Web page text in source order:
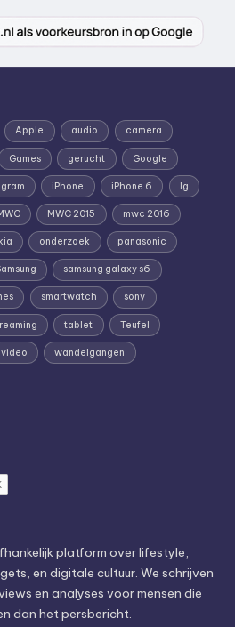
Apple audio camera
Games gerucht Google
iPhone iPhone 6 lg
MWC 2015 mwc 2016
onderzoek panasonic
samsung galaxy s6
smartwatch sony
tablet Teufel
video wandelgangen
platform over lifestyle,
en digitale cultuur. We schrijven
en analyses voor mensen die
dan het persbericht.